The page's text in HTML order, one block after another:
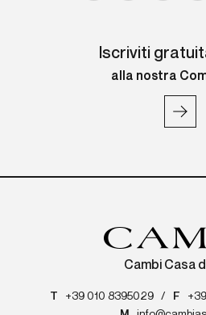
Iscriviti
alla nostra
Cambi Casa
T +39 010 8395029 / F